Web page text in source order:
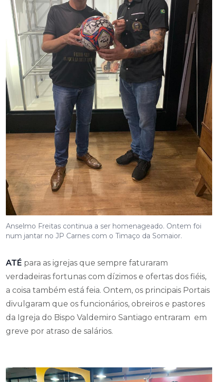
Anselmo Freitas continua a ser homenageado. Ontem foi
num jantar no JP Carnes com o Timaço da Somaior.
ATÉ para as igrejas que sempre faturaram
verdadeiras fortunas com dízimos e ofertas dos fiéis,
a coisa também está feia. Ontem, os principais Portais
divulgaram que os funcionários, obreiros e pastores
da Igreja do Bispo Valdemiro Santiago entraram em
greve por atraso de salários.